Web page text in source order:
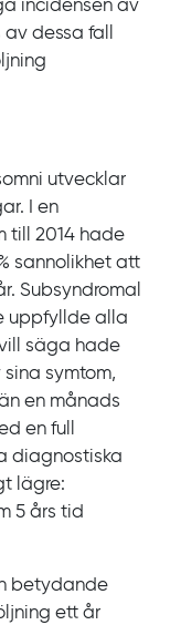
incidensen av
av dessa fall
utvecklar
I en
till
2014 hade
sannolikhet att
Subsyndromal
uppfyllde alla
säga hade
symtom,
en månads
en full
diagnostiska
lägre:
5 års tid
betydande
ett år